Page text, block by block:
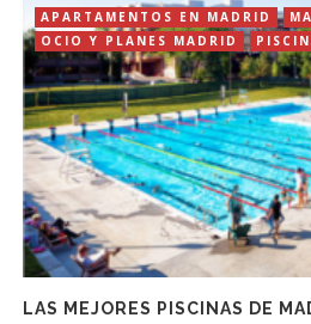
APARTAMENTOS EN MADRID
OCIO Y PLANES MADRID
LAS MEJORES PISCINAS DE